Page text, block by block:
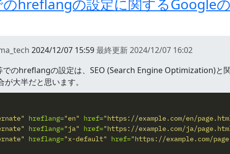
hreflangの設定に関するGoogle
2024/12/07 15:59最終更新2024/12/07 16:02
でのhreflangの設定は、SEO (Search Engine Optimization)と
大半だと思います。
hreflang="en" href="https://example.com/en/
hreflang="ja" href="https://example.com/ja/
hreflang="x-default" href="https://example.com/